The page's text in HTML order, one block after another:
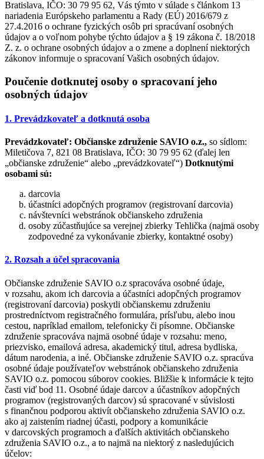
Bratislava, IČO: 30 79 95 62, Vás týmto v súlade s článkom 13
nariadenia Európskeho parlamentu a Rady (EÚ) 2016/679 z
27.4.2016 o ochrane fyzických osôb pri spracúvaní osobných
údajov a o voľnom pohybe týchto údajov a § 19 zákona č. 18/2018
Z. z. o ochrane osobných údajov a o zmene a doplnení niektorých
zákonov informuje o spracovaní Vašich osobných údajov.
Poučenie dotknutej osoby o spracovaní jeho
osobných údajov
1. Prevádzkovateľ a dotknutá osoba
Prevádzkovateľ: Občianske združenie SAVIO o.z., so sídlom:
Miletičova 7, 821 08 Bratislava, IČO: 30 79 95 62 (ďalej len
„občianske združenie“ alebo „prevádzkovateľ“) Dotknutými
osobami sú:
darcovia
účastníci adopčných programov (registrovaní darcovia)
návštevníci webstránok občianskeho združenia
osoby zúčastňujúce sa verejnej zbierky Tehlička (najmä osoby
zodpovedné za vykonávanie zbierky, kontaktné osoby)
2. Rozsah a účel spracovania
Občianske združenie SAVIO o.z spracováva osobné údaje,
v rozsahu, akom ich darcovia a účastníci adopčných programov
(registrovaní darcovia) poskytli občianskemu združeniu
prostredníctvom registračného formulára, prísľubu, alebo inou
cestou, napríklad emailom, telefonicky či písomne. Občianske
združenie spracováva najmä osobné údaje v rozsahu: meno,
priezvisko, emailová adresa, akademický titul, adresa bydliska,
dátum narodenia, a iné. Občianske združenie SAVIO o.z. spracúva
osobné údaje používateľov webstránok občianskeho združenia
SAVIO o.z. pomocou súborov cookies. Bližšie k informácie k tejto
časti viď bod 11. Osobné údaje darcov a účastníkov adopčných
programov (registrovaných darcov) sú spracované v súvislosti
s finančnou podporou aktivít občianskeho združenia SAVIO o.z.
ako aj zaistením riadnej účasti, podpory a komunikácie
v darcovských programoch a ďalších aktivitách občianskeho
združenia SAVIO o.z., a to najmä na niektorý z nasledujúcich
účelov: